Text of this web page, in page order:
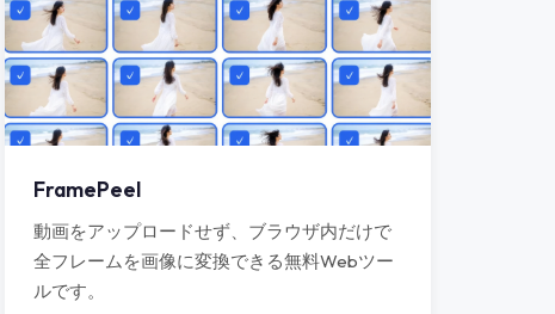
FramePeel
動画をアップロードせず、ブラウザ内だけで
全フレームを画像に変換できる無料Webツー
ルです。